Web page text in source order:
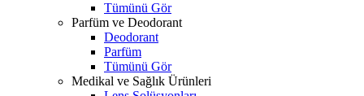
Tümünü Gör
Parfüm ve Deodorant
Deodorant
Parfüm
Tümünü Gör
Medikal ve Sağlık Ürünleri